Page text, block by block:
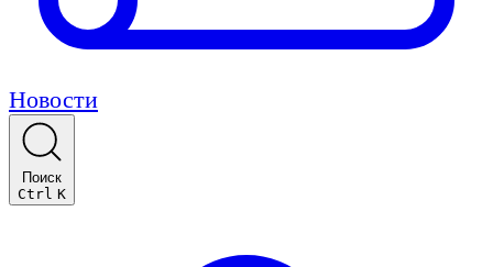
Новости
Поиск
Ctrl K